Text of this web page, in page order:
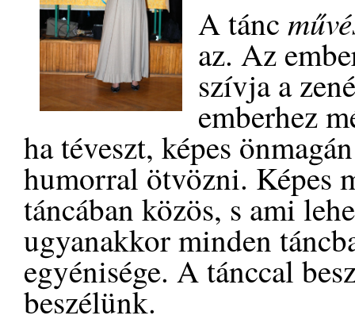
A tánc
az. Az
szívja a
emberhez
ha téveszt, képes
humorral ötvözni. Képes
táncában közös, s ami
ugyanakkor minden
egyénisége. A tánccal
beszélünk.